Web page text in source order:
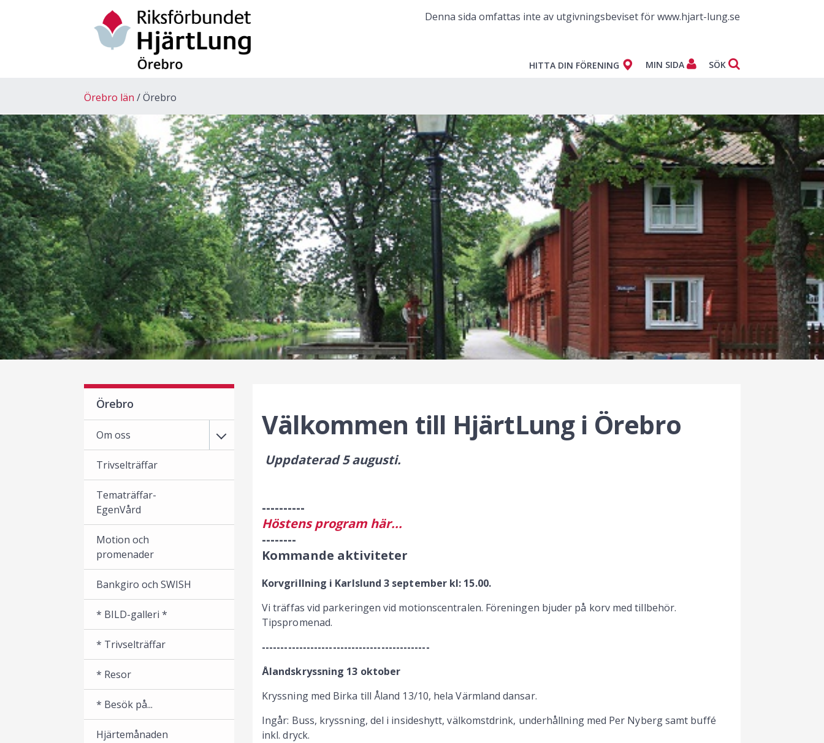
Denna sida omfattas inte av utgivningsbeviset för www.hjart-lung.se
HITTA DIN FÖRENING MIN SIDA SÖK
Örebro län Örebro
Välkommen till HjärtLung i Örebro
Uppdaterad 5 augusti.
----------
Höstens program här...
--------
Kommande aktiviteter
Korvgrillning i Karlslund 3 september kl: 15.00.
Vi träffas vid parkeringen vid motionscentralen. Föreningen bjuder på korv med tillbehör.
Tipspromenad.
---------------------------------------------
Ålandskryssning 13 oktober
Kryssning med Birka till Åland 13/10, hela Värmland dansar.
Ingår: Buss, kryssning, del i insideshytt, välkomstdrink, underhållning med Per Nyberg samt buffé
inkl. dryck.
Örebro
Om oss
Trivselträffar
Tematräffar-
EgenVård
Motion och
promenader
Bankgiro och SWISH
* BILD-galleri *
* Trivselträffar
* Resor
* Besök på...
Hjärtemånaden